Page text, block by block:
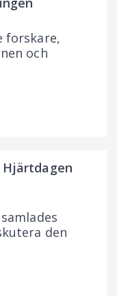
forskare,
och
den